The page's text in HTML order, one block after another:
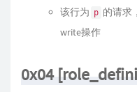
该行为 p 的请求
write操作
0x04